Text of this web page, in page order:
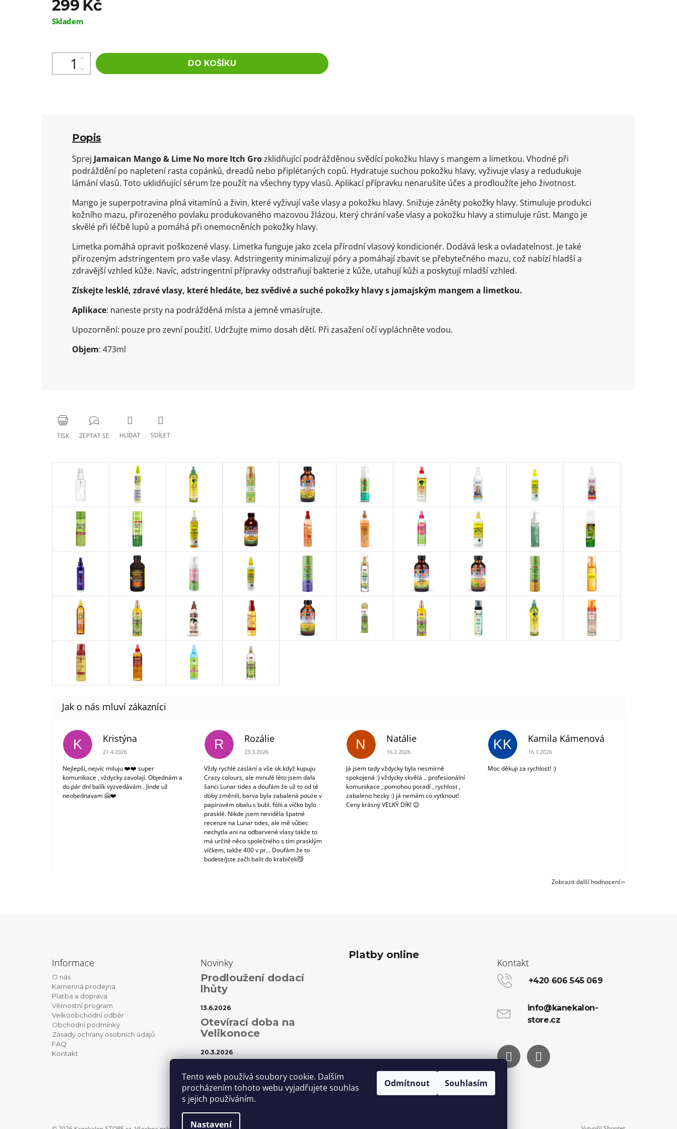
Tento web používá soubory cookie. Dalším
procházením tohoto webu vyjadřujete souhlas
s jejich používáním.
Nastavení
Odmítnout Souhlasím
299 Kč
Měrná
Skladem
DO KOŠÍKU
Popis
Sprej Jamaican Mango & Lime No more Itch Grozklidňující podrážděnou svědící pokožku hlavy s mangem a limetkou. Vhodné při
podráždění po napletení rasta copánků, dreadů nebo připlétaných copů. Hydratuje suchou pokožku hlavy, vyživuje vlasy a redudukuje
lámání vlasů. Toto uklidňující sérum lze použít na všechny typy vlasů. Aplikací přípravku nenarušíte účes a prodloužíte jeho životnost.
Mango je superpotravina plná vitamínů a živin, které vyživují vaše vlasy a pokožku hlavy. Snižuje záněty pokožky hlavy. Stimuluje produkci
kožního mazu, přirozeného povlaku produkovaného mazovou žlázou, který chrání vaše vlasy a pokožku hlavy a stimuluje růst. Mango je
skvělé při léčbě lupů a pomáhá při onemocněních pokožky hlavy.
Limetka pomáhá opravit poškozené vlasy. Limetka funguje jako zcela přírodní vlasový kondicionér. Dodává lesk a ovladatelnost. Je také
přirozeným adstringentem pro vaše vlasy. Adstringenty minimalizují póry a pomáhají zbavit se přebytečného mazu, což nabízí hladší a
zdravější vzhled kůže. Navíc, adstringentní přípravky odstraňují bakterie z kůže, utahují kůži a poskytují mladší vzhled.
Získejte lesklé, zdravé vlasy, které hledáte, bez svědivé a suché pokožky hlavy s jamajským mangem a limetkou.
Aplikace: naneste prsty na podrážděná místa a jemně vmasírujte.
Upozornění: pouze pro zevní použití. Udržujte mimo dosah dětí. Při zasažení očí vypláchněte vodou.
Objem: 473ml
TISK ZEPTAT SE HLÍDAT SDÍLET
K Kristýna
Hodnocení obchodu je 5 z 5 hvězdiček.
21.4.2026
Nejlepší, nejvíc miluju ❤️❤️ super
komunikace , vždycky zavolají. Objednám a
do pár dní balík vyzvedávám . Jinde už
neobednavam 🤗❤️
R Rozálie
Hodnocení obchodu je 3 z 5 hvězdiček.
23.3.2026
Vždy rychlé zaslání a vše ok když kupuju
Crazy colours, ale minulé léto jsem dala
šanci Lunar tides a doufám že už to od té
doby změnili, barva byla zabalená pouze v
papírovém obalu s bubl. fólii a víčko bylo
prasklé. Nikde jsem neviděla špatné
recenze na Lunar tides, ale mě vůbec
nechytla ani na odbarvené vlasy takže to
má určitě něco společného s tím prasklým
víčkem, takže 400 v pr... Doufám že to
budete/jste začli balit do krabiček😼
N Natálie
Hodnocení obchodu je 5 z 5 hvězdiček.
16.2.2026
Já jsem tady vždycky byla nesmírně
spokojená :) vždycky skvělá .. profesionální
komunikace , pomohou poradí , rychlost ,
zabaleno hezky :) já nemám co vytknout!
Ceny krásný VELKÝ DÍK! 😉
KK Kamila Kámenová
Hodnocení obchodu je 5 z 5 hvězdiček.
16.1.2026
Moc děkuji za rychlost! :)
Zobrazit další hodnocení
Informace
O nás
Kamenná prodejna
Platba a doprava
Věrnostní program
Velkoobchodní odběr
Obchodní podmínky
Zásady ochrany osobních údajů
FAQ
Kontakt
Novinky
Prodloužení dodací
lhůty
13.6.2026
Otevírací doba na
Velikonoce
20.3.2026
1.12.2025
Platby online
Kontakt
+420 606 545 069
info@kanekalon-
store.cz